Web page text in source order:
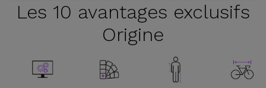
Les 10 avantages exclusifs
Origine